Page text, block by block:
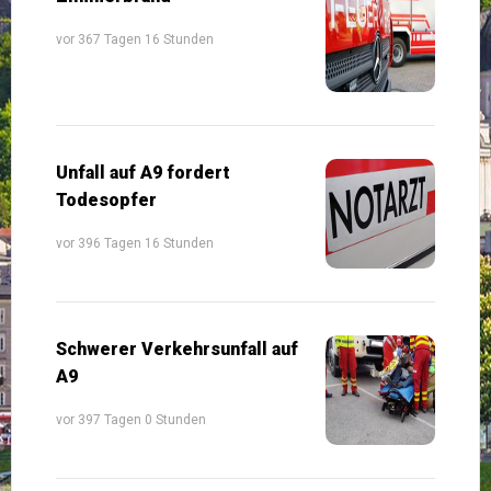
vor 367 Tagen 16 Stunden
Unfall auf A9 fordert
Todesopfer
vor 396 Tagen 16 Stunden
Schwerer Verkehrsunfall auf
A9
vor 397 Tagen 0 Stunden